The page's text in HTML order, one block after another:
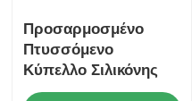
Προσαρμοσμένο
Πτυσσόμενο
Κύπελλο Σιλικόνης
για Κουτάβια 180ml